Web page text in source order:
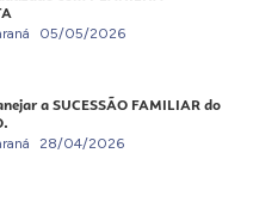
05/05/2026
a SUCESSÃO FAMILIAR do
28/04/2026